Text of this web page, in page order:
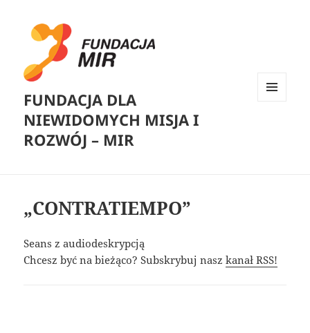
FUNDACJA DLA
NIEWIDOMYCH MISJA I
ROZWÓJ – MIR
„CONTRATIEMPO”
Seans z audiodeskrypcją
Chcesz być na bieżąco? Subskrybuj naszkanał RSS!